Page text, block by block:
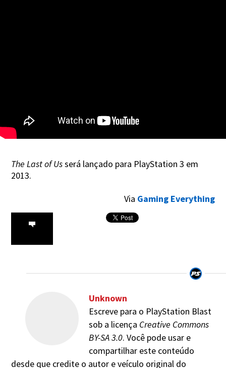
The Last of Usserá lançado para PlayStation 3 em
2013.
Via Gaming Everything
Unknown
Escreve para o PlayStation Blast
sob a licença Creative Commons
BY-SA 3.0. Você pode usar e
compartilhar este conteúdo
desde que credite o autor e veículo original do